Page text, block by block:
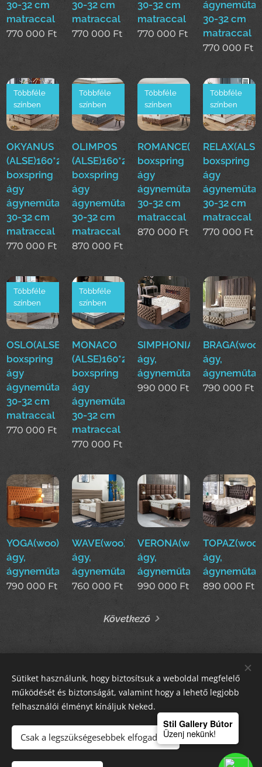
30-32 cm
matraccal
770 000 Ft
30-32 cm
matraccal
770 000 Ft
30-32 cm
matraccal
770 000 Ft
30-32 cm
matraccal
770 000 Ft
OKYANUS
(ALSE)160*200cm
boxspring
ágy
ágyneműtartóval
30-32 cm
matraccal
Többféle
színben
770 000 Ft
OLIMPOS
(ALSE)160*200cm
boxspring
ágy
ágyneműtartóval
30-32 cm
matraccal
Többféle
színben
870 000 Ft
boxspring
ágy
ágyneműtartóval
30-32 cm
matraccal
Többféle
színben
870 000 Ft
boxspring
ágy
30-32 cm
matraccal
Többféle
színben
770 000 Ft
OSLO(ALSE)160*200cm
boxspring
ágy
ágyneműtartóval
30-32 cm
matraccal
Többféle
színben
770 000 Ft
MONACO
(ALSE)160*200cm
boxspring
ágy
ágyneműtartóval
30-32 cm
matraccal
Többféle
színben
770 000 Ft
ágy,
ágyneműtartós
990 000 Ft
ágy,
790 000 Ft
YOGA(woo)boxspring
ágy,
ágyneműtartós
790 000 Ft
WAVE(woo)boxspring
ágy,
ágyneműtartós
760 000 Ft
VERONA(woo)boxspring
ágy,
ágyneműtartós
990 000 Ft
ágy,
890 000 Ft
Következő
STIL GALLERY KFT
Sütiket használunk, hogy biztosítsuk a weboldal megfelelő
működését és biztonságát, valamint hogy a lehető legjobb
felhasználói élményt kínáljuk Neked.
Csak a legszükségesebbek elfogadása
Stil Gallery Bútor
Üzenj nekünk!